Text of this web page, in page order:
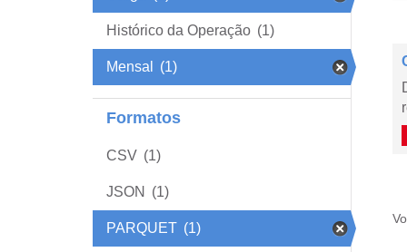
Histórico da Operação (1)
Mensal (1)
Formatos
CSV (1)
JSON (1)
PARQUET (1)